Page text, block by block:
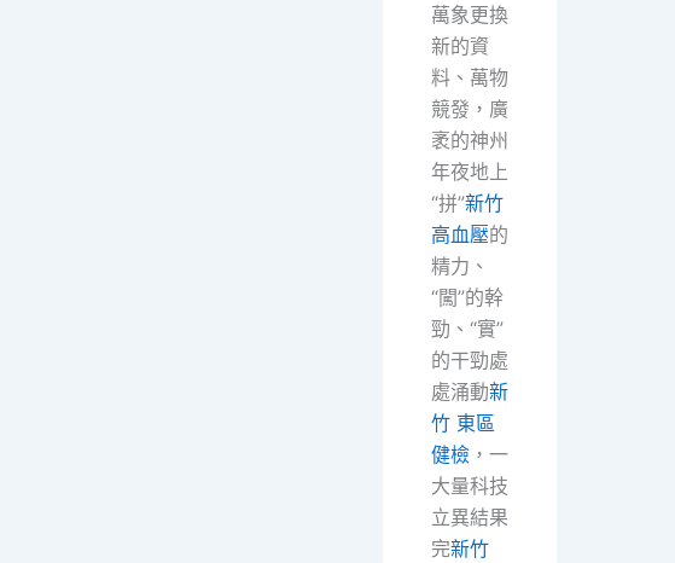
萬象更換
新的資
料、萬物
競發，廣
袤的神州
年夜地上
“拼”新竹
高血壓的
精力、
“闖”的幹
勁、“實”
的干勁處
處涌動新
竹 東區
健檢 ，一
大量科技
立異結果
完新竹